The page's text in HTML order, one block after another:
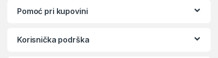
Pomoć pri kupovini
Korisnička podrška